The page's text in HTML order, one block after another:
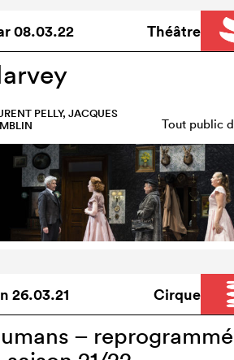
08.03.22 Théâtre
PELLY, JACQUES
Tout public
26.03.21 Cirque
–